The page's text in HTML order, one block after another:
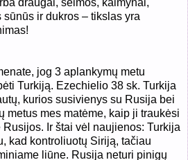
ir dukros – tikslas yra
jog 3 aplankymų metu
Turkiją. Ezechielio 38 sk. Turkija
kurios susivienys su Rusija bei
metus mes matėme, kaip ji traukėsi
Ir štai vėl naujienos: Turkija
kad kontroliuotų Siriją, tačiau
liūne. Rusija neturi pinigų